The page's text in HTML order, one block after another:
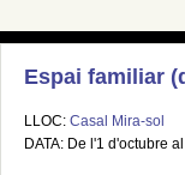
Espai familiar
LLOC: Casal Mira-sol
DATA: De l'1 d'octubre